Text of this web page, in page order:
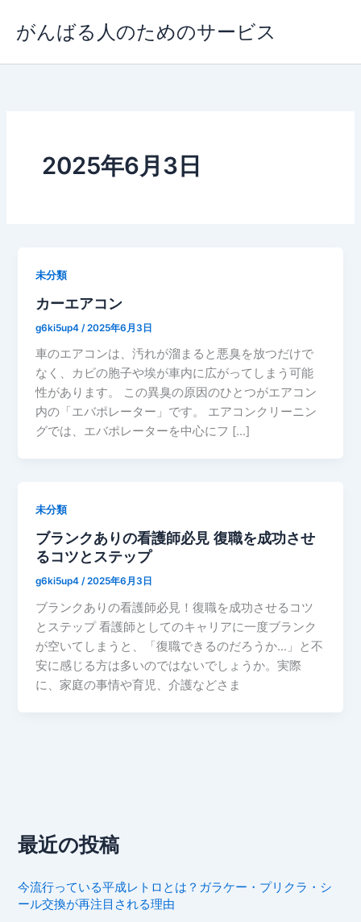
ス
がんばる人のためのサービス
2025年6月3日
未分類
カーエアコン
g6ki5up4 /2025年6月3日
車のエアコンは、汚れが溜まると悪臭を放つだけで
なく、カビの胞子や埃が車内に広がってしまう可能
性があります。 この異臭の原因のひとつがエアコン
内の「エバポレーター」です。 エアコンクリーニン
グでは、エバポレーターを中心にフ […]
未分類
ブランクありの看護師必見 復職を成功させ
るコツとステップ
g6ki5up4/2025年6月3日
ブランクありの看護師必見！復職を成功させるコツ
とステップ 看護師としてのキャリアに一度ブランク
が空いてしまうと、「復職できるのだろうか…」と不
安に感じる方は多いのではないでしょうか。実際
に、家庭の事情や育児、介護などさま
最近の投稿
今流行っている平成レトロとは？ガラケー・プリクラ・シ
ール交換が再注目される理由